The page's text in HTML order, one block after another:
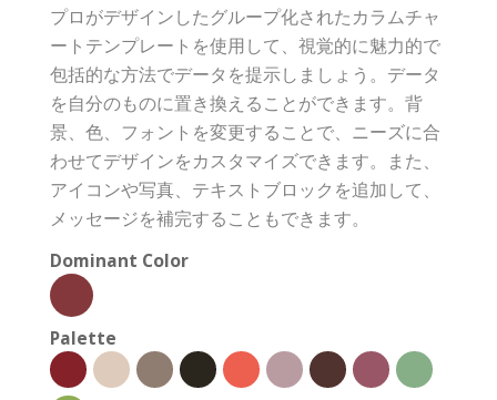
プロがデザインしたグループ化されたカラムチャ
ートテンプレートを使用して、視覚的に魅力的で
包括的な方法でデータを提示しましょう。データ
を自分のものに置き換えることができます。背
景、色、フォントを変更することで、ニーズに合
わせてデザインをカスタマイズできます。また、
アイコンや写真、テキストブロックを追加して、
メッセージを補完することもできます。
Dominant Color
Palette